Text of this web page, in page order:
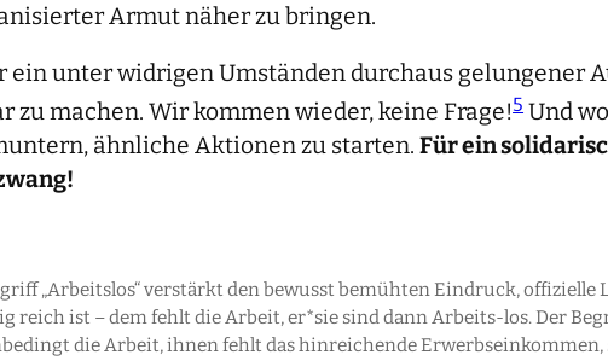
Armut näher zu bringen.
ein unter widrigen Umständen durchaus gelungener
machen. Wir kommen wieder, keine Frage!5 Und
ähnliche Aktionen zu starten.Für ein
„Arbeitslos“ verstärkt den bewusst bemühten Eindruck,
reich ist – dem fehlt die Arbeit, er*sie sind dann Arbeits-los. Der
die Arbeit, ihnen fehlt das hinreichende Erwerbseinkommen,